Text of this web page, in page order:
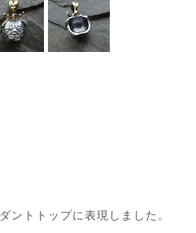
ントトップに表現しました。